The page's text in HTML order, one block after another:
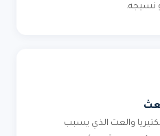
نسيجه.
والعث الذي يسبب